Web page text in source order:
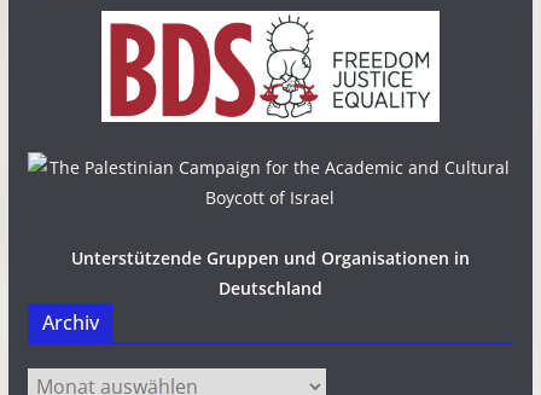
Unterstützende Gruppen und Organisationen in
Deutschland
Archiv
Archiv